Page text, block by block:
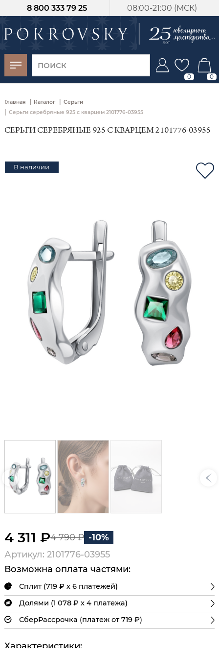
08:00-21:00 (МСК)
8 800 333 79 25
0 0
Главная | Каталог | Серьги
| Серьги серебряные 925 с кварцем 2101776-03955
СЕРЬГИ СЕРЕБРЯНЫЕ 925 С КВАРЦЕМ 2101776-03955
В наличии
4 311 ₽4 790 ₽ -10%
Артикул: 2101776-03955
Возможна оплата частями:
Сплит (719 ₽ х 6 платежей)
Долями (1 078 ₽ х 4 платежа)
СберРассрочка (платеж от 719 ₽)
-30%
от 15 дней с
момента оплаты